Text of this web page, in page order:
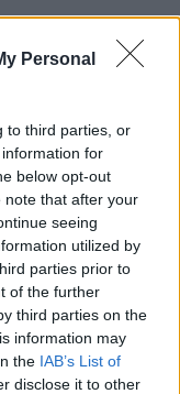
Personal
to third parties, or
for
below opt-out
note that after your
seeing
utilized by
parties prior to
of the further
third parties on the
information may
the IAB’s List of
disclose it to other
della Castellana: